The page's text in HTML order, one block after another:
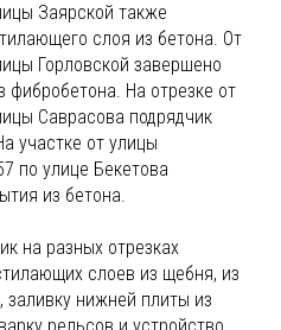
Заярской также
слоя из бетона. От
Горловской завершено
фибробетона. На отрезке от
Саврасова подрядчик
участке от улицы
по улице Бекетова
из бетона.
на разных отрезках
слоев из щебня, из
заливку нижней плиты из